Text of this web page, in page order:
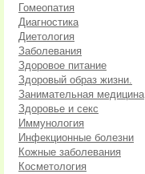
Гомеопатия
Диагностика
Диетология
Заболевания
Здоровое питание
Здоровый образ жизни.
Занимательная медицина
Здоровье и секс
Иммунология
Инфекционные болезни
Кожные заболевания
Косметология